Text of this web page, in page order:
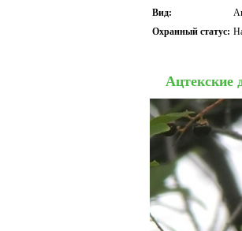
Вид:
Охранный статус:
Ацтекские